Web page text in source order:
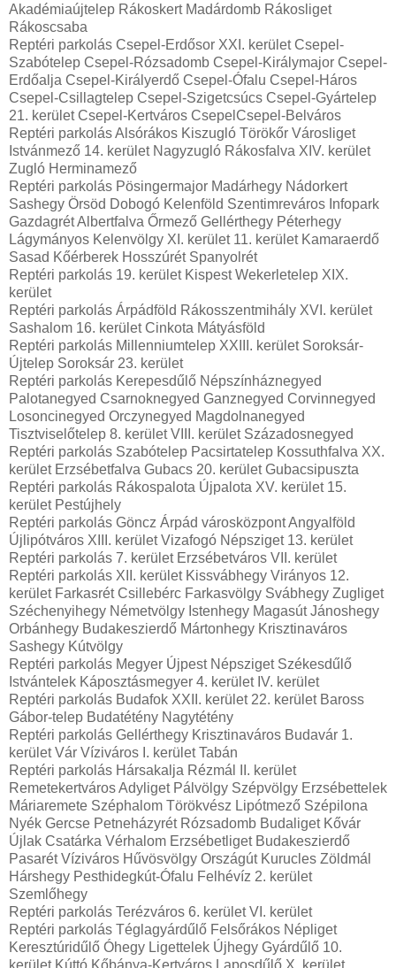
Akadémiaújtelep Rákoskert Madárdomb Rákosliget
Rákoscsaba
Reptéri parkolás Csepel-Erdősor XXI. kerület Csepel-
Szabótelep Csepel-Rózsadomb Csepel-Királymajor Csepel-
Erdőalja Csepel-Királyerdő Csepel-Ófalu Csepel-Háros
Csepel-Csillagtelep Csepel-Szigetcsúcs Csepel-Gyártelep
21. kerület Csepel-Kertváros CsepelCsepel-Belváros
Reptéri parkolás Alsórákos Kiszugló Törökőr Városliget
Istvánmező 14. kerület Nagyzugló Rákosfalva XIV. kerület
Zugló Herminamező
Reptéri parkolás Pösingermajor Madárhegy Nádorkert
Sashegy Örsöd Dobogó Kelenföld Szentimreváros Infopark
Gazdagrét Albertfalva Őrmező Gellérthegy Péterhegy
Lágymányos Kelenvölgy XI. kerület 11. kerület Kamaraerdő
Sasad Kőérberek Hosszúrét Spanyolrét
Reptéri parkolás 19. kerület Kispest Wekerletelep XIX.
kerület
Reptéri parkolás Árpádföld Rákosszentmihály XVI. kerület
Sashalom 16. kerület Cinkota Mátyásföld
Reptéri parkolás Millenniumtelep XXIII. kerület Soroksár-
Újtelep Soroksár 23. kerület
Reptéri parkolás Kerepesdűlő Népszínháznegyed
Palotanegyed Csarnoknegyed Ganznegyed Corvinnegyed
Losoncinegyed Orczynegyed Magdolnanegyed
Tisztviselőtelep 8. kerület VIII. kerület Századosnegyed
Reptéri parkolás Szabótelep Pacsirtatelep Kossuthfalva XX.
kerület Erzsébetfalva Gubacs 20. kerület Gubacsipuszta
Reptéri parkolás Rákospalota Újpalota XV. kerület 15.
kerület Pestújhely
Reptéri parkolás Göncz Árpád városközpont Angyalföld
Újlipótváros XIII. kerület Vizafogó Népsziget 13. kerület
Reptéri parkolás 7. kerület Erzsébetváros VII. kerület
Reptéri parkolás XII. kerület Kissvábhegy Virányos 12.
kerület Farkasrét Csillebérc Farkasvölgy Svábhegy Zugliget
Széchenyihegy Németvölgy Istenhegy Magasút Jánoshegy
Orbánhegy Budakeszierdő Mártonhegy Krisztinaváros
Sashegy Kútvölgy
Reptéri parkolás Megyer Újpest Népsziget Székesdűlő
Istvántelek Káposztásmegyer 4. kerület IV. kerület
Reptéri parkolás Budafok XXII. kerület 22. kerület Baross
Gábor-telep Budatétény Nagytétény
Reptéri parkolás Gellérthegy Krisztinaváros Budavár 1.
kerület Vár Víziváros I. kerület Tabán
Reptéri parkolás Hársakalja Rézmál II. kerület
Remetekertváros Adyliget Pálvölgy Szépvölgy Erzsébettelek
Máriaremete Széphalom Törökvész Lipótmező Szépilona
Nyék Gercse Petneházyrét Rózsadomb Budaliget Kővár
Újlak Csatárka Vérhalom Erzsébetliget Budakeszierdő
Pasarét Víziváros Hűvösvölgy Országút Kurucles Zöldmál
Hárshegy Pesthidegkút-Ófalu Felhévíz 2. kerület
Szemlőhegy
Reptéri parkolás Terézváros 6. kerület VI. kerület
Reptéri parkolás Téglagyárdűlő Felsőrákos Népliget
Keresztúridűlő Óhegy Ligettelek Újhegy Gyárdűlő 10.
kerület Kúttó Kőbánya-Kertváros Laposdűlő X. kerület